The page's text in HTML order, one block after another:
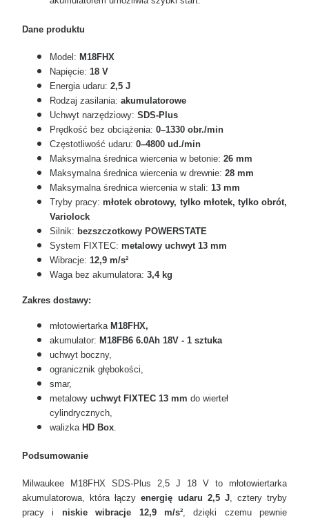
Dane produktu
Model: M18FHX
Napięcie: 18 V
Energia udaru: 2,5 J
Rodzaj zasilania: akumulatorowe
Uchwyt narzędziowy: SDS-Plus
Prędkość bez obciążenia: 0–1330 obr./min
Częstotliwość udaru: 0–4800 ud./min
Maksymalna średnica wiercenia w betonie: 26 mm
Maksymalna średnica wiercenia w drewnie: 28 mm
Maksymalna średnica wiercenia w stali: 13 mm
Tryby pracy:młotek obrotowy, tylko młotek, tylko obrót,
Variolock
Silnik: bezszczotkowy POWERSTATE
System FIXTEC: metalowy uchwyt 13 mm
Wibracje: 12,9 m/s²
Waga bez akumulatora: 3,4 kg
Zakres dostawy:
młotowiertarka M18FHX,
akumulator: M18FB6 6.0Ah 18V - 1 sztuka
uchwyt boczny,
ogranicznik głębokości,
smar,
metalowy uchwyt FIXTEC 13 mm do wierteł
cylindrycznych,
walizka HD Box
Podsumowanie
Milwaukee M18FHX SDS-Plus 2,5 J 18 V to młotowiertarka
akumulatorowa, która łączyenergię udaru 2,5 J, cztery tryby
pracy i niskie wibracje 12,9 m/s², dzięki czemu pewnie